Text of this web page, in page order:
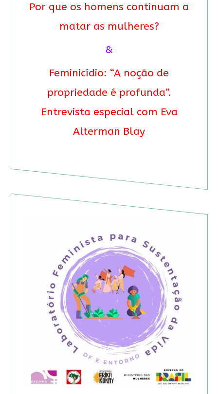
Por que os homens continuam a
matar as mulheres?
&
Feminicídio: “A noção de
propriedade é profunda”.
Entrevista especial com Eva
Alterman Blay